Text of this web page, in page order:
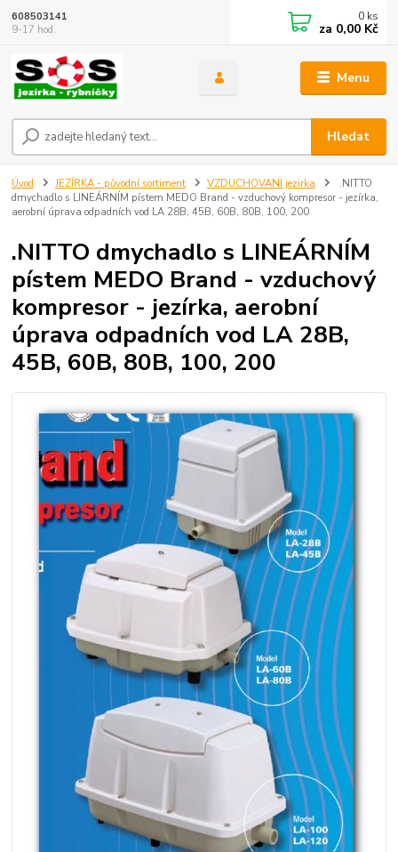
Menu
Hledat
608503141
9-17 hod.
0 ks
za 0,00 Kč
Úvod JEZÍRKA - původní sortiment VZDUCHOVANI jezirka
.NITTO
dmychadlo s LINEÁRNÍM pístem MEDO Brand - vzduchový kompresor - jezírka,
aerobní úprava odpadních vod LA 28B, 45B, 60B, 80B, 100, 200
.NITTO dmychadlo s LINEÁRNÍM
pístem MEDO Brand - vzduchový
kompresor - jezírka, aerobní
úprava odpadních vod LA 28B,
45B, 60B, 80B, 100, 200